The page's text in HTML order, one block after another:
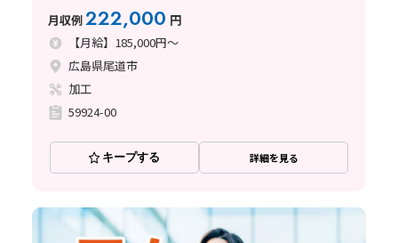
126日◎
月収例222,000 円
【月給】185,000円～
広島県尾道市
加工
59924-00
キープする 詳細を見る